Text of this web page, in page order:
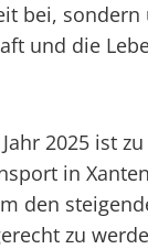
bei,
und die
2025 ist
in
den
zu